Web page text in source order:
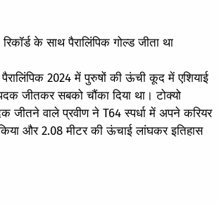
के साथ पैरालिंपिक गोल्ड जीता था
2024 में पुरुषों की ऊंची कूद में एशियाई
जीतकर सबको चौंका दिया था। टोक्यो
जीतने वाले प्रवीण ने T64 स्पर्धा में अपने करियर
और 2.08 मीटर की ऊंचाई लांघकर इतिहास